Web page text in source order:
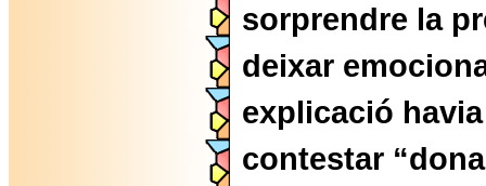
sorprendre la
deixar
explicació
contestar